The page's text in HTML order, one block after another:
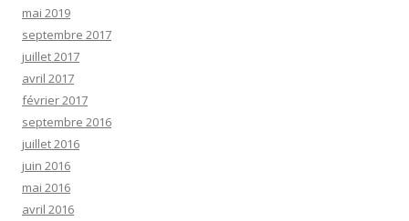
mai 2019
septembre 2017
juillet 2017
avril 2017
février 2017
septembre 2016
juillet 2016
juin 2016
mai 2016
avril 2016